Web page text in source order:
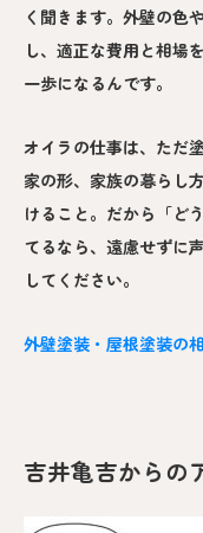
く聞きます。外壁の色
し、適正な費用と相場
一歩になるんです。
オイラの仕事は、ただ
家の形、家族の暮らし
けること。だから「ど
てるなら、遠慮せずに
してください。
外壁塗装・屋根塗装の
吉井亀吉からの